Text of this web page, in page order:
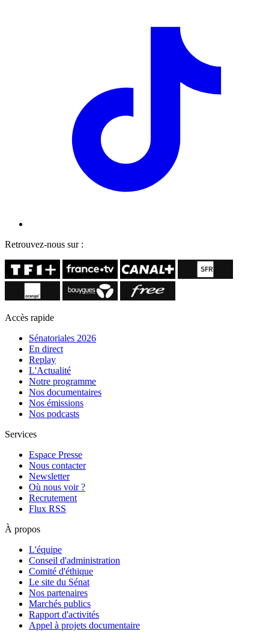
Retrouvez-nous sur :
Accès rapide
Sénatoriales 2026
En direct
Replay
L'Actualité
Notre programme
Nos documentaires
Nos émissions
Nos podcasts
Services
Espace Presse
Nous contacter
Newsletter
Où nous voir ?
Recrutement
Flux RSS
À propos
L'équipe
Conseil d'administration
Comité d'éthique
Le site du Sénat
Nos partenaires
Marchés publics
Rapport d'activités
Appel à projets documentaire